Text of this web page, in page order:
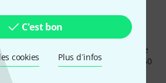
C'est bon
cookies Plus d´infos
Thomann
Thomann et, avec un peu de
50 bons d'achat d'une valeur de 50